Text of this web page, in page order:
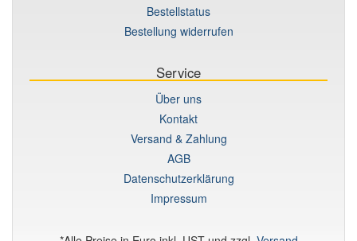
Bestellstatus
Bestellung widerrufen
Service
Über uns
Kontakt
Versand & Zahlung
AGB
Datenschutzerklärung
Impressum